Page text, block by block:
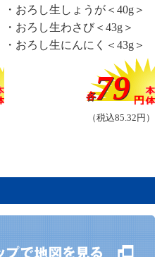
・おろし生しょうが＜40g＞
・おろし生わさび＜43g＞
・おろし生にんにく＜43g＞
各79
（税込85.32円）